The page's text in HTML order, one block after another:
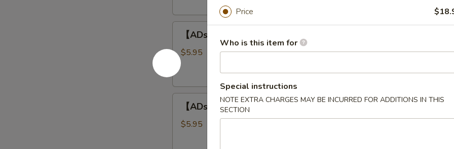
pcs)
卷
Steamed
Bean
Curd
Meat
Rolls
(3
pcs)
【ADs】
【點】
蒸
爪
Steamed
Chicken
Feet
【ADs】【點】蒸鳳爪 Steamed Chicken Feet
$5.95
【ADs】
【點】【ADs】【點】蒸小排骨 Steamed Pork Rib Tips
$5.95
Price
Who is this item for
Special instructions
NOTE EXTRA CHARGES MAY BE INCURRED FOR ADDITIONS IN THIS
SECTION